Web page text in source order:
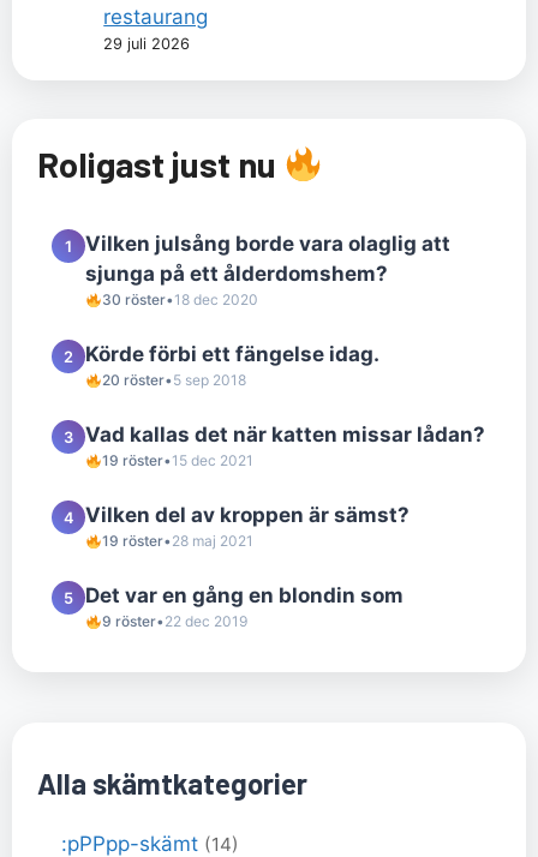
restaurang
29 juli 2026
Roligast just nu
1
Vilken julsång borde vara olaglig att
sjunga på ett ålderdomshem?
30 röster•18 dec 2020
2 Körde förbi ett fängelse idag.
20 röster•5 sep 2018
3 Vad kallas det när katten missar lådan?
19 röster•15 dec 2021
4 Vilken del av kroppen är sämst?
19 röster•28 maj 2021
5 Det var en gång en blondin som
9 röster•22 dec 2019
Alla skämtkategorier
:pPPpp-skämt (14)